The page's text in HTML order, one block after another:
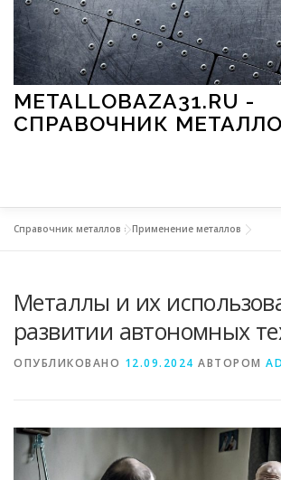
Перейти к содержимому
METALLOBAZA31.RU -
СПРАВОЧНИК
МЕТАЛЛЫ И ОКРУЖАЮЩАЯ СРЕДА
СВОЙСТВА МЕТАЛЛОВ СОРТА
Справочник металлов »Применение металлов
Металлы и их
развитии автономных
ОПУБЛИКОВАНО 12.09.2024 АВТОРОМ